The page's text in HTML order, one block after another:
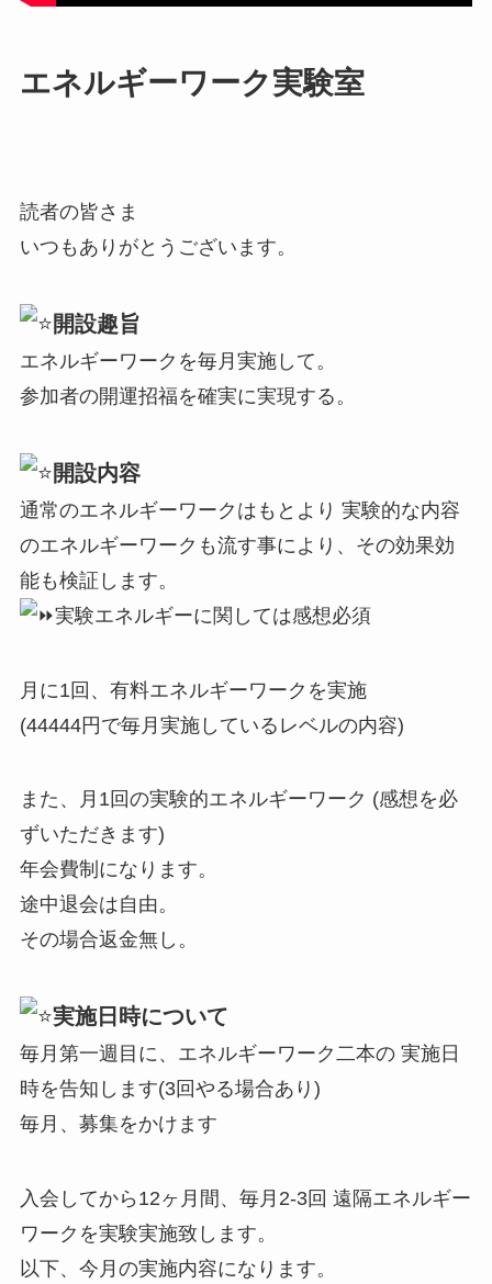
エネルギーワーク実験室
読者の皆さま
いつもありがとうございます。
開設趣旨
エネルギーワークを毎月実施して。
参加者の開運招福を確実に実現する。
開設内容
通常のエネルギーワークはもとより 実験的な内容
のエネルギーワークも流す事により、その効果効
能も検証します。
実験エネルギーに関しては感想必須
月に1回、有料エネルギーワークを実施
(44444円で毎月実施しているレベルの内容)
また、月1回の実験的エネルギーワーク (感想を必
ずいただきます)
年会費制になります。
途中退会は自由。
その場合返金無し。
実施日時について
毎月第一週目に、エネルギーワーク二本の 実施日
時を告知します(3回やる場合あり)
毎月、募集をかけます
入会してから12ヶ月間、毎月2-3回 遠隔エネルギー
ワークを実験実施致します。
以下、今月の実施内容になります。